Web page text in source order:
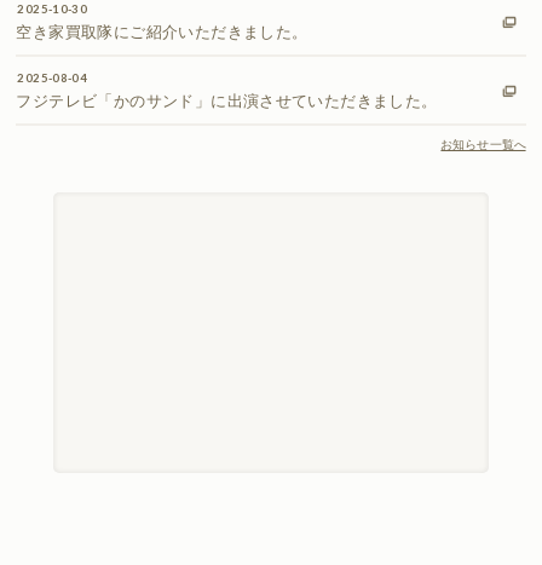
2025-10-30
空き家買取隊にご紹介いただきました。
2025-08-04
フジテレビ「かのサンド」に出演させていただきました。
お知らせ一覧へ